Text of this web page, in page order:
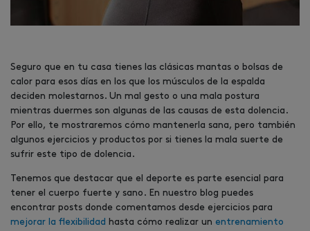
Seguro que en tu casa tienes las clásicas mantas o bolsas de
calor para esos días en los que los músculos de la espalda
deciden molestarnos. Un mal gesto o una mala postura
mientras duermes son algunas de las causas de esta dolencia.
Por ello, te mostraremos cómo mantenerla sana, pero también
algunos ejercicios y productos por si tienes la mala suerte de
sufrir este tipo de dolencia.
Tenemos que destacar que el deporte es parte esencial para
tener el cuerpo fuerte y sano. En nuestro blog puedes
encontrar posts donde comentamos desde ejercicios para
mejorar la flexibilidad
hasta cómo realizar un entrenamiento